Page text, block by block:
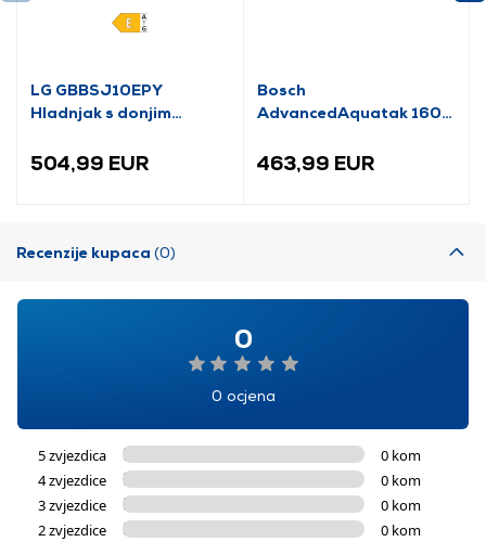
LG GBBSJ10EPY
Hladnjak s donjim
504,99 EUR
Bosch
AdvancedAquatak 160
(06008A7800)
463,99 EUR
Recenzije kupaca (0)
0
0 ocjena
5 zvjezdica
0 kom
4 zvjezdice
0 kom
3 zvjezdice
0 kom
2 zvjezdice
0 kom